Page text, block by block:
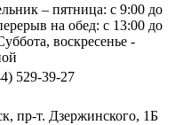
– пятница: с 9:00 до
на обед: с 13:00 до
воскресенье -
529-39-27
пр-т. Дзержинского, 1Б